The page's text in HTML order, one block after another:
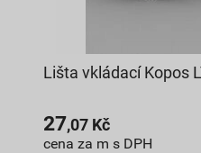
Lišta vkládací Kopos
27,07 Kč
cena za m s DPH